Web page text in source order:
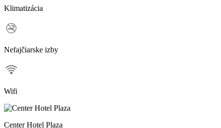
Klimatizácia
Nefajčiarske izby
Wifi
Center Hotel Plaza